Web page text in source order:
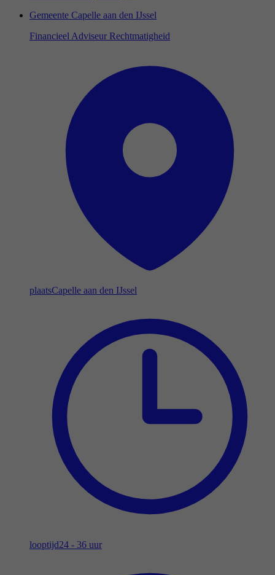
Gemeente Capelle aan den IJssel
Financieel Adviseur Rechtmatigheid
plaatsCapelle aan den IJssel
looptijd24 - 36 uur